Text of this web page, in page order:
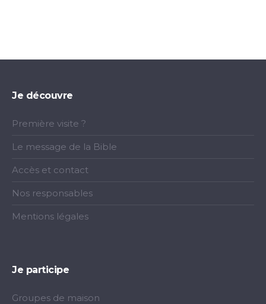
Je découvre
Première visite ?
Le message de la Bible
Accès et contact
Nos responsables
Mentions légales
Je participe
Groupes de maison